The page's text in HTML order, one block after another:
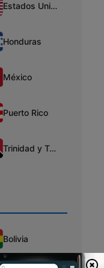
Estados Unidos
Honduras
México
Puerto Rico
Trinidad y Tobago
Bolivia